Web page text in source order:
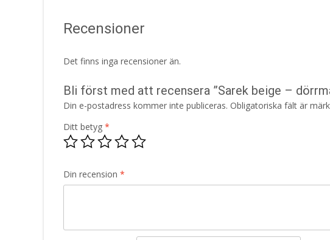
Recensioner
Det finns inga recensioner än.
Bli först med att recensera ”Sarek beige –
Din e-postadress kommer inte publiceras. Obligatoriska fält är
Ditt betyg *
Din recension *